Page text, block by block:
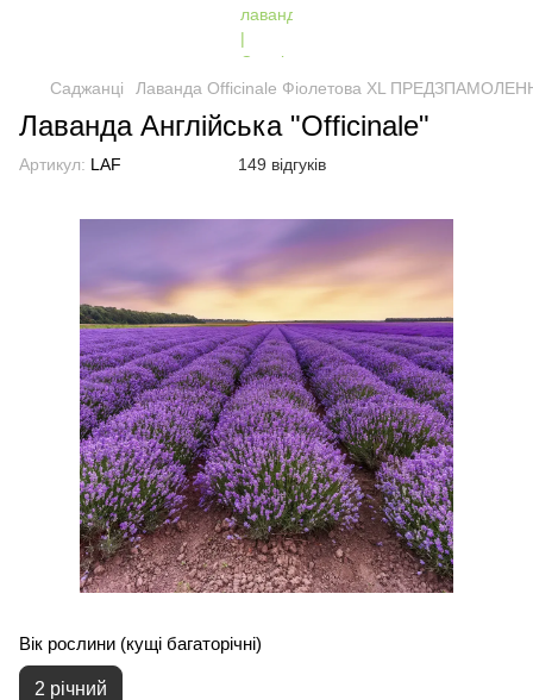
Саджанці Лаванда Officinale Фіолетова XL
Лаванда Англійська "Officinale"
Артикул: LAF 149 відгуків
Вік рослини (кущі багаторічні)
2 річний